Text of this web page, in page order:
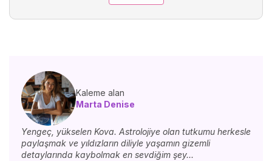
Kaleme alan
Marta Denise
Yengeç, yükselen Kova. Astrolojiye olan tutkumu herkesle
paylaşmak ve yıldızların diliyle yaşamın gizemli
detaylarında kaybolmak en sevdiğim şey...